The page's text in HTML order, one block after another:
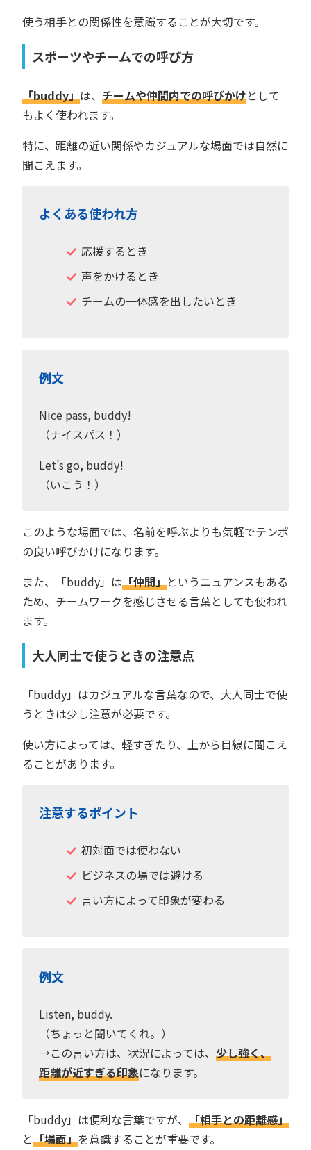
使う相手との関係性を意識することが大切です。
スポーツやチームでの呼び方
「buddy」は、 チームや仲間内での呼びかけとして
もよく使われます。
特に、距離の近い関係やカジュアルな場面では自然に
聞こえます。
よくある使われ方
応援するとき
声をかけるとき
チームの一体感を出したいとき
例文
Nice pass, buddy!
（ナイスパス！）
Let’s go, buddy!
（いこう！）
このような場面では、名前を呼ぶよりも気軽でテンポ
の良い呼びかけになります。
また、「buddy」は「仲間」というニュアンスもある
ため、チームワークを感じさせる言葉としても使われ
ます。
大人同士で使うときの注意点
「buddy」はカジュアルな言葉なので、大人同士で使
うときは少し注意が必要です。
使い方によっては、軽すぎたり、上から目線に聞こえ
ることがあります。
注意するポイント
初対面では使わない
ビジネスの場では避ける
言い方によって印象が変わる
例文
Listen, buddy.
（ちょっと聞いてくれ。）
→この言い方は、状況によっては、 少し強く、
距離が近すぎる印象になります。
「buddy」は便利な言葉ですが、 「相手との距離感」
と「場面」を意識することが重要です。